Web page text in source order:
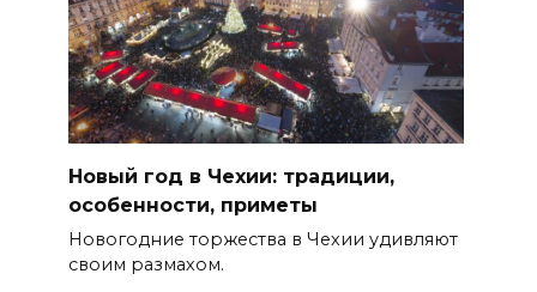
Новый год в Чехии: традиции,
особенности, приметы
Новогодние торжества в Чехии удивляют
своим размахом.